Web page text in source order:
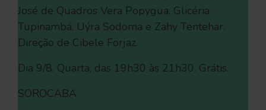
José de Quadros Vera Popygua, Glicéria
Tupinambá, Uýra Sodoma e Zahy Tentehar.
Direção de Cibele Forjaz.
Dia 9/8. Quarta, das 19h30 às 21h30. Grátis.
SOROCABA